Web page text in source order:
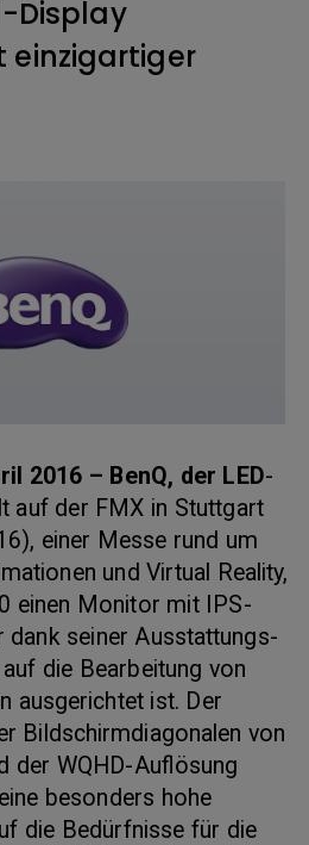
Display
einzigartiger
2016 – BenQ, der LED-
auf der FMX in Stuttgart
einer Messe rund um
und Virtual Reality,
einen Monitor mit IPS-
seiner Ausstattungs-
die Bearbeitung von
ausgerichtet ist. Der
Bildschirmdiagonalen von
der WQHD-Auflösung
besonders hohe
die Bedürfnisse für die